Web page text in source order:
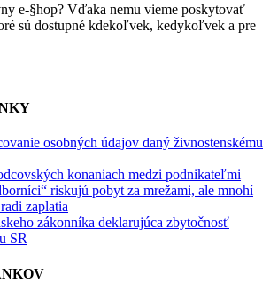
e-§hop? Vďaka nemu vieme poskytovať
sú dostupné kdekoľvek, kedykoľvek a pre
osobných údajov daný živnostenskému
konaniach medzi podnikateľmi
riskujú pobyt za mrežami, ale mnohí
zaplatia
zákonníka deklarujúca zbytočnosť
SR